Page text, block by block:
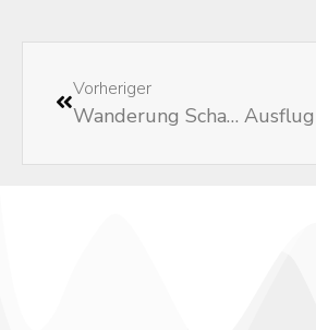
Vorheriger
Wanderung Schachen der Klasse 4a